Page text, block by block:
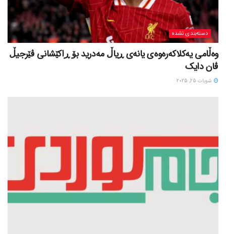
دسته‌بندی نشده
وەڵامی یەکلاکەرەوەی یانەی ڕیاڵ مەدرید بۆ ڕاکێشانی ڤێرجیڵ
ڤان دایک
شوبات 25, 2025